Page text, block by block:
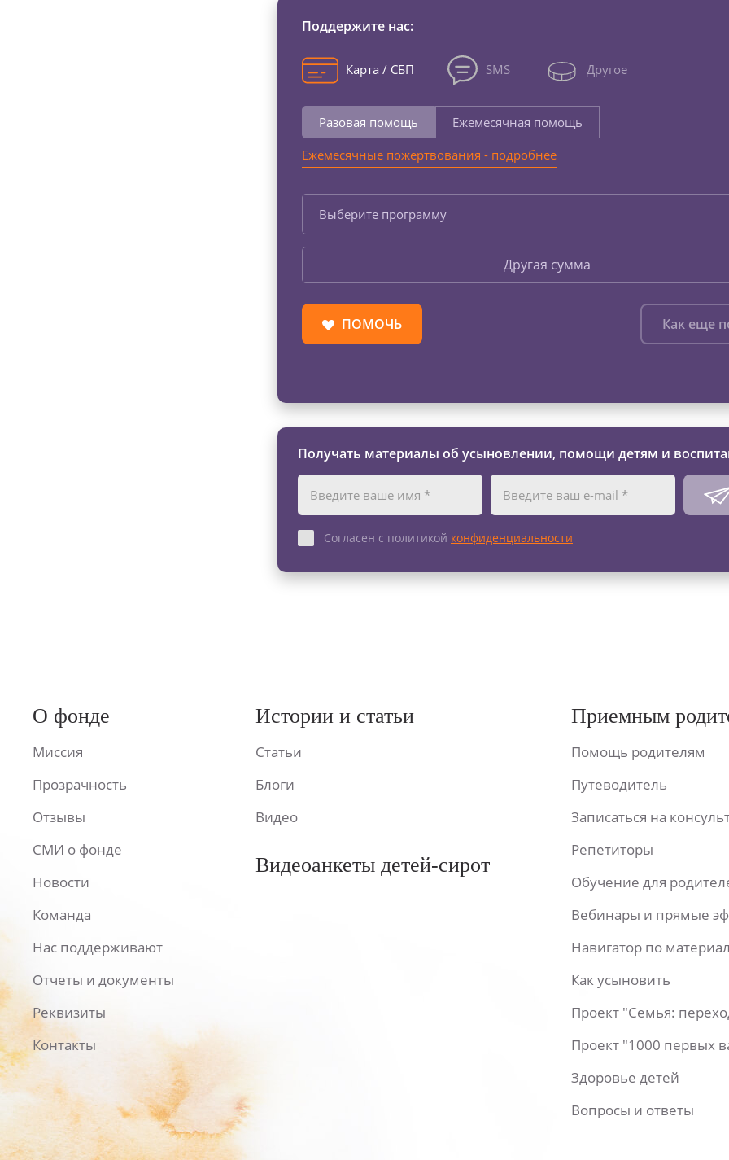
Поддержите нас:
Карта / СБП SMS Другое
Разовая помощь
Ежемесячная помощь
Ежемесячные пожертвования - подробнее
Выберите программу
Другая сумма
ПОМОЧЬ Как еще
Получать материалы об усыновлении, помощи детям и
Согласен с политикой конфиденциальности
О фонде
Миссия
Прозрачность
Отзывы
СМИ о фонде
Новости
Команда
Нас поддерживают
Отчеты и документы
Реквизиты
Контакты
Истории и статьи
Статьи
Блоги
Видео
Видеоанкеты детей-сирот
Приемным
Помощь родителям
Путеводитель
Записаться на
Репетиторы
Обучение для
Вебинары и прямые
Навигатор по
Как усыновить
Проект "Семья:
Проект "1000 первых
Здоровье детей
Вопросы и ответы